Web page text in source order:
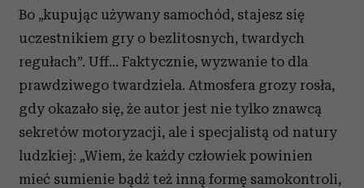
Bo „kupując używany samochód, stajesz się
uczestnikiem gry o bezlitosnych, twardych
regułach”. Uff… Faktycznie, wyzwanie to dla
prawdziwego twardziela. Atmosfera grozy rosła,
gdy okazało się, że autor jest nie tylko znawcą
sekretów motoryzacji, ale i specjalistą od natury
ludzkiej: „Wiem, że każdy człowiek powinien
mieć sumienie bądź też inną formę samokontroli,